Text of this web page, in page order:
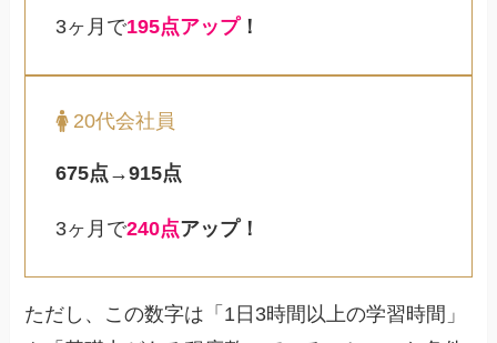
3ヶ月で195点アップ！
20代会社員
675点→915点
3ヶ月で240点アップ！
ただし、この数字は「1日3時間以上の学習時間」